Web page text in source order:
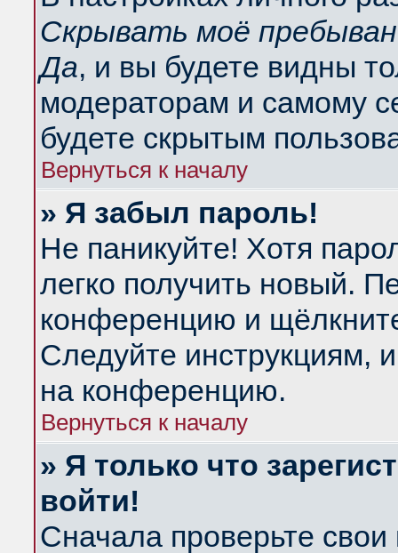
Скрывать моё
Да, и вы будете видны
модераторам и самому
будете скрытым
Вернуться к началу
» Я забыл пароль!
Не паникуйте! Хотя
легко получить новый.
конференцию и
Следуйте инструкциям,
на конференцию.
Вернуться к началу
» Я только что
войти!
Сначала проверьте